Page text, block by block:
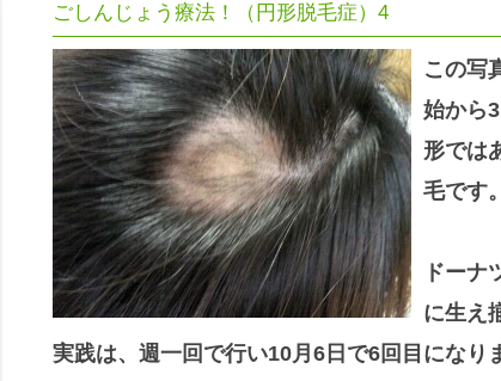
ごしんじょう療法！（円形脱毛症）4
この写
始から
形では
毛です
ドー
に生え
実践は、週一回で行い10月6日で6回目になり